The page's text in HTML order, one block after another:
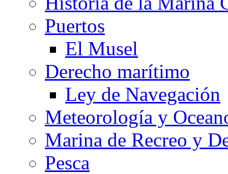
Puertos
El Musel
Derecho marítimo
Ley de Navegación
Meteorología y
Marina de Recreo y
Pesca